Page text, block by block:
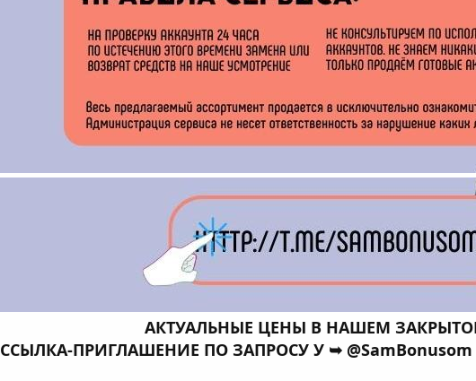
АКТУАЛЬНЫЕ ЦЕНЫ В НАШЕМ
ССЫЛКА-ПРИГЛАШЕНИЕ ПО ЗАПРОСУ У ➥ @SamBonusom